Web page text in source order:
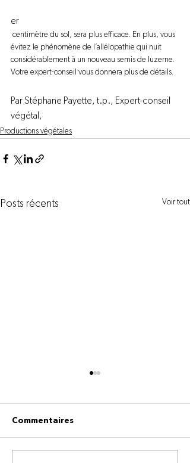
er
évitez le phénomène de l’allélopathie qui nuit
considérablement à un nouveau semis de luzerne.
Votre expert-conseil vous donnera plus de détails.
Par Stéphane Payette, t.p., Expert-conseil
végétal,
Productions végétales
Posts récents Voir tout
Commentaires